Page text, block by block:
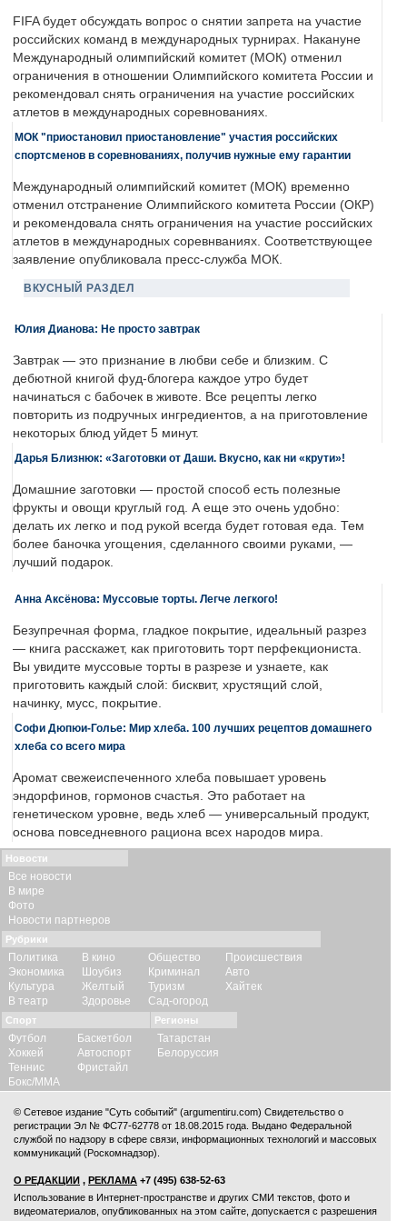
FIFA будет обсуждать вопрос о снятии запрета на участие
российских команд в международных турнирах. Накануне
Международный олимпийский комитет (МОК) отменил
ограничения в отношении Олимпийского комитета России и
рекомендовал снять ограничения на участие российских
атлетов в международных соревнованиях.
МОК "приостановил приостановление" участия российских
спортсменов в соревнованиях, получив нужные ему гарантии
Международный олимпийский комитет (МОК) временно
отменил отстранение Олимпийского комитета России (ОКР)
и рекомендовала снять ограничения на участие российских
атлетов в международных соревнваниях. Соответствующее
заявление опубликовала пресс-служба МОК.
ВКУСНЫЙ РАЗДЕЛ
Юлия Дианова: Не просто завтрак
Завтрак — это признание в любви себе и близким. С
дебютной книгой фуд-блогера каждое утро будет
начинаться с бабочек в животе. Все рецепты легко
повторить из подручных ингредиентов, а на приготовление
некоторых блюд уйдет 5 минут.
Дарья Близнюк: «Заготовки от Даши. Вкусно, как ни «крути»!
Домашние заготовки — простой способ есть полезные
фрукты и овощи круглый год. А еще это очень удобно:
делать их легко и под рукой всегда будет готовая еда. Тем
более баночка угощения, сделанного своими руками, —
лучший подарок.
Анна Аксёнова: Муссовые торты. Легче легкого!
Безупречная форма, гладкое покрытие, идеальный разрез
— книга расскажет, как приготовить торт перфекциониста.
Вы увидите муссовые торты в разрезе и узнаете, как
приготовить каждый слой: бисквит, хрустящий слой,
начинку, мусс, покрытие.
Софи Дюпюи-Голье: Мир хлеба. 100 лучших рецептов домашнего
хлеба со всего мира
Аромат свежеиспеченного хлеба повышает уровень
эндорфинов, гормонов счастья. Это работает на
генетическом уровне, ведь хлеб — универсальный продукт,
основа повседневного рациона всех народов мира.
Новости
Все новости
В мире
Фото
Новости партнеров
Рубрики
Политика
Экономика
Культура
В театр
В кино
Шоубиз
Желтый
Здоровье
Общество
Криминал
Туризм
Сад-огород
Происшествия
Авто
Хайтек
Спорт
Футбол
Хоккей
Теннис
Бокс/ММА
Баскетбол
Автоспорт
Фристайл
Регионы
Татарстан
Белоруссия
© Сетевое издание "Суть событий" (argumentiru.com) Свидетельство о
регистрации Эл № ФС77-62778 от 18.08.2015 года. Выдано Федеральной
службой по надзору в сфере связи, информационных технологий и массовых
коммуникаций (Роскомнадзор).
О РЕДАКЦИИ , РЕКЛАМА +7 (495) 638-52-63
Использование в Интернет-пространстве и других СМИ текстов, фото и
видеоматериалов, опубликованных на этом сайте, допускается с разрешения